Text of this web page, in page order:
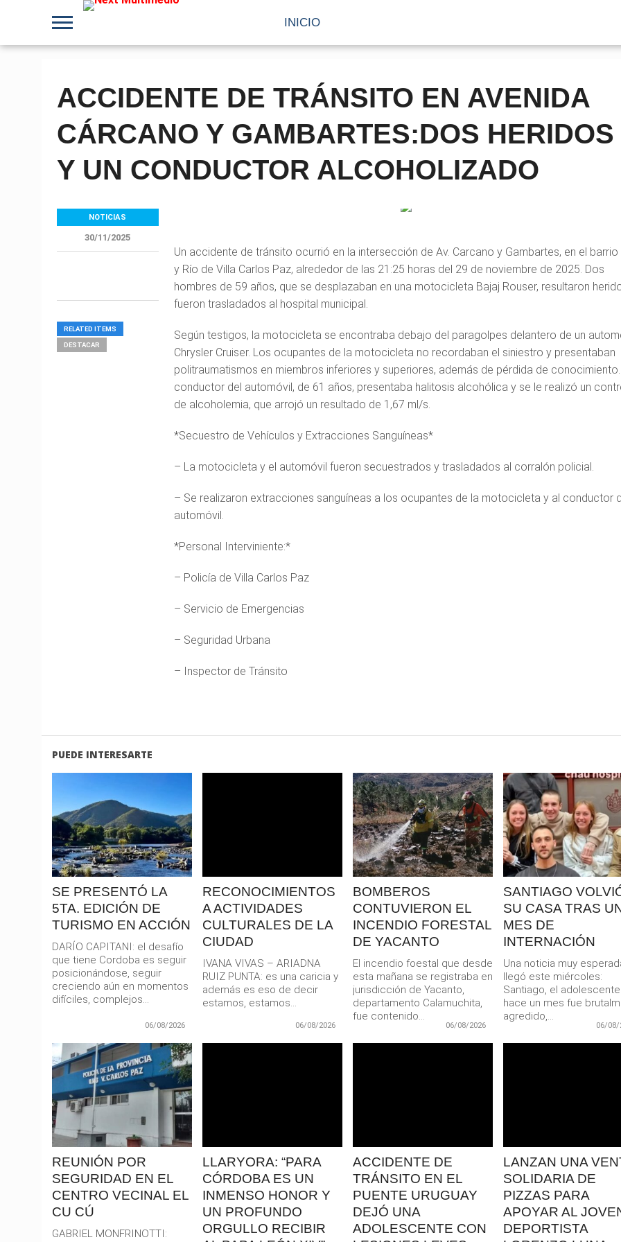
INICIO
ACCIDENTE DE TRÁNSITO EN AVENIDA
CÁRCANO Y GAMBARTES:DOS HERIDOS
Y UN CONDUCTOR ALCOHOLIZADO
Un accidente de tránsito ocurrió en la intersección de Av. Carcano y Gambartes, en el barrio
y Río de Villa Carlos Paz, alrededor de las 21:25 horas del 29 de noviembre de 2025. Dos
hombres de 59 años, que se desplazaban en una motocicleta Bajaj Rouser, resultaron
fueron trasladados al hospital municipal.
Según testigos, la motocicleta se encontraba debajo del paragolpes delantero de un
Chrysler Cruiser. Los ocupantes de la motocicleta no recordaban el siniestro y presentaban
politraumatismos en miembros inferiores y superiores, además de pérdida de conocimiento.
conductor del automóvil, de 61 años, presentaba halitosis alcohólica y se le realizó un
de alcoholemia, que arrojó un resultado de 1,67 ml/s.
*Secuestro de Vehículos y Extracciones Sanguíneas*
– La motocicleta y el automóvil fueron secuestrados y trasladados al corralón policial.
– Se realizaron extracciones sanguíneas a los ocupantes de la motocicleta y al conductor
automóvil.
*Personal Interviniente:*
– Policía de Villa Carlos Paz
– Servicio de Emergencias
– Seguridad Urbana
– Inspector de Tránsito
NOTICIAS
30/11/2025
RELATED ITEMS
DESTACAR
PUEDE INTERESARTE
LEER
MAS
SE PRESENTÓ LA
5TA. EDICIÓN DE
TURISMO EN ACCIÓN
DARÍO CAPITANI: el desafío
que tiene Cordoba es seguir
posicionándose, seguir
creciendo aún en momentos
difíciles, complejos...
06/08/2026
RECONOCIMIENTOS
A ACTIVIDADES
CULTURALES DE LA
CIUDAD
IVANA VIVAS – ARIADNA
RUIZ PUNTA: es una caricia y
además es eso de decir
estamos, estamos...
06/08/2026
LEER
MAS
BOMBEROS
CONTUVIERON EL
INCENDIO FORESTAL
DE YACANTO
El incendio foestal que desde
esta mañana se registraba en
jurisdicción de Yacanto,
departamento Calamuchita,
fue contenido...
06/08/2026
LEER
MAS
SANTIAGO
SU CASA TRAS
MES DE
INTERNACIÓN
Una noticia muy
llegó este miércoles:
Santiago, el
hace un mes fue
agredido,...
06/08/
LEER
MAS
REUNIÓN POR
SEGURIDAD EN EL
CENTRO VECINAL EL
CU CÚ
GABRIEL MONFRINOTTI:
LLARYORA: “PARA
CÓRDOBA ES UN
INMENSO HONOR Y
UN PROFUNDO
ORGULLO RECIBIR
ACCIDENTE DE
TRÁNSITO EN EL
PUENTE URUGUAY
DEJÓ UNA
ADOLESCENTE CON
LANZAN UNA
SOLIDARIA DE
PIZZAS PARA
APOYAR AL
DEPORTISTA